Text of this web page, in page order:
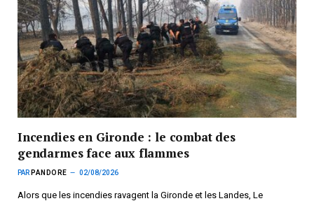
Incendies en Gironde : le combat des
gendarmes face aux flammes
PAR PANDORE 02/08/2026
Alors que les incendies ravagent la Gironde et les Landes, Le